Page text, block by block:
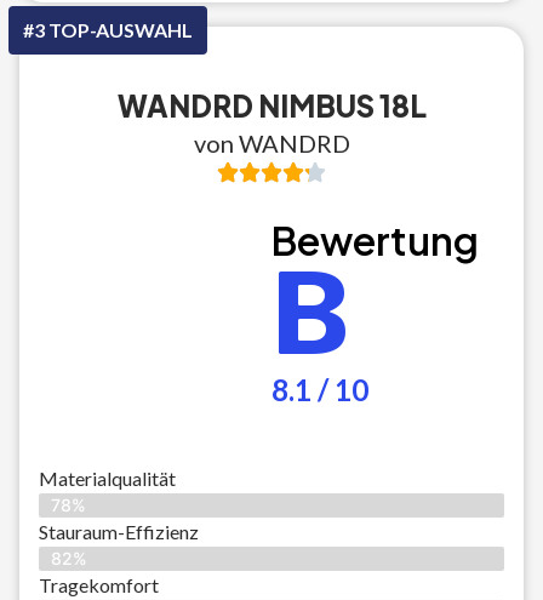
#3 TOP-AUSWAHL
WANDRD NIMBUS 18L
von WANDRD
Bewertung
B
8.1 / 10
Materialqualität
78%
Stauraum-Effizienz
82%
Tragekomfort